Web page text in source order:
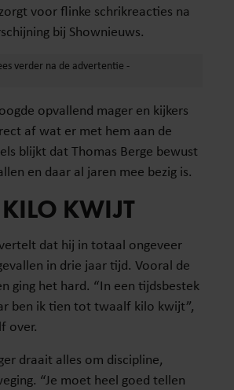
voor flinke schrikreacties na
bij Shownieuws.
opvallend mager en kijkers
af wat er met hem aan de
blijkt dat Thomas Berge bewust
en daar al jaren mee bezig is.
KILO KWIJT
dat hij in totaal ongeveer
in drie jaar tijd. Vooral de
ging het hard. “In een tijdsbestek
ben ik tien tot twaalf kilo kwijt”,
over.
draait alles om discipline,
“Je moet heel goed tellen